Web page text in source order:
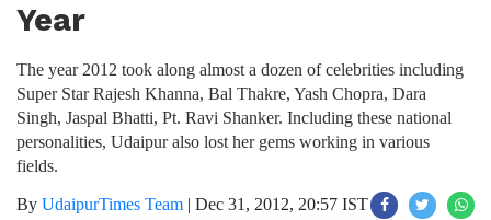
Year
The year 2012 took along almost a dozen of celebrities including
Super Star Rajesh Khanna, Bal Thakre, Yash Chopra, Dara
Singh, Jaspal Bhatti, Pt. Ravi Shanker. Including these national
personalities, Udaipur also lost her gems working in various
fields.
By UdaipurTimes Team | Dec 31, 2012, 20:57 IST